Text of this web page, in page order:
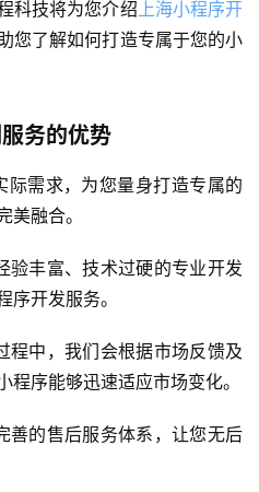
科技将为您介绍上海小程序开
您了解如何打造专属于您的小
务的优势
际需求，为您量身打造专属的
融合。
验丰富、技术过硬的专业开发
序开发服务。
程中，我们会根据市场反馈及
序能够迅速适应市场变化。
善的售后服务体系，让您无后